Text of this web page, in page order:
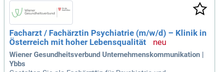
Facharzt / Fachärztin Psychiatrie (m/w/d) – Klinik in
Österreich mit hoher Lebensqualität
Wiener Gesundheitsverbund Unternehmenskommunikation |
Ybbs